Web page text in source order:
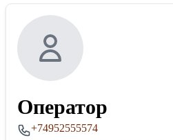
Оператор
+74952555574